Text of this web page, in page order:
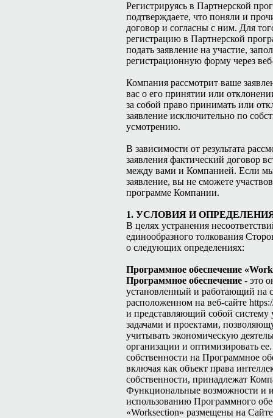
Регистрируясь в Партнерской
подтверждаете, что поняли и
договор и согласны с ним. Для
регистрацию в Партнерской
подать заявление на участие,
регистрационную форму через
Компания рассмотрит ваше
вас о его принятии или
за собой право принимать или
заявление исключительно по
усмотрению.
В зависимости от результата
заявления фактический договор
между вами и Компанией. Если
заявление, вы не сможете
программе Компании.
1. УСЛОВИЯ И
В целях устранения
единообразного толкования
о следующих определениях:
Программное обеспечение
Программное обеспечение - это
установленный и работающий на
расположенном на веб-сайте
и представляющий собой систему
задачами и проектами,
учитывать экономическую
организации и оптимизировать
собственности на Программное
включая как объект права
собственности, принадлежат
Функциональные возможности и
использованию Программного
«Worksection» размещены на